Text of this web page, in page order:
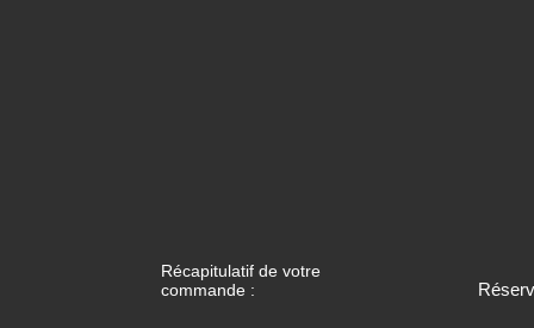
Récapitulatif de votre
commande :